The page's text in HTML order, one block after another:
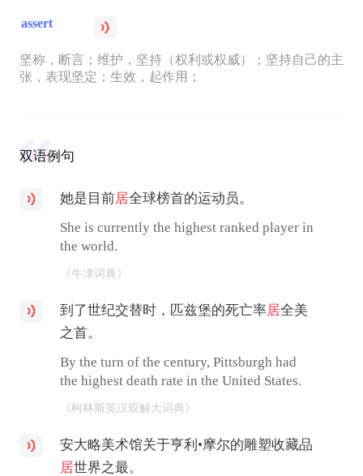
assert
坚称，断言；维护，坚持（权利或权威）；坚持自己的主
张，表现坚定；生效，起作用；
双语例句
她是目前居全球榜首的运动员。
She is currently the highest ranked player in
the world.
《牛津词典》
到了世纪交替时，匹兹堡的死亡率居全美
之首。
By the turn of the century, Pittsburgh had
the highest death rate in the United States.
《柯林斯英汉双解大词典》
安大略美术馆关于亨利•摩尔的雕塑收藏品
居世界之最。